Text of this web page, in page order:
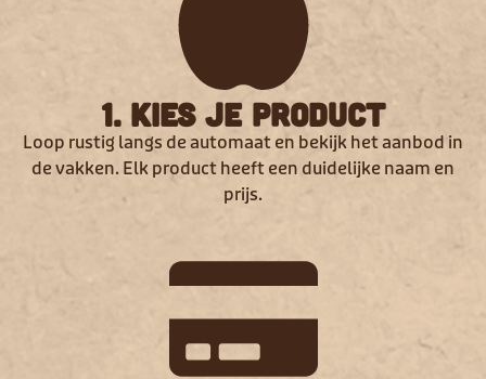
1. Kies je product
Loop rustig langs de automaat en bekijk het aanbod in
de vakken. Elk product heeft een duidelijke naam en
prijs.